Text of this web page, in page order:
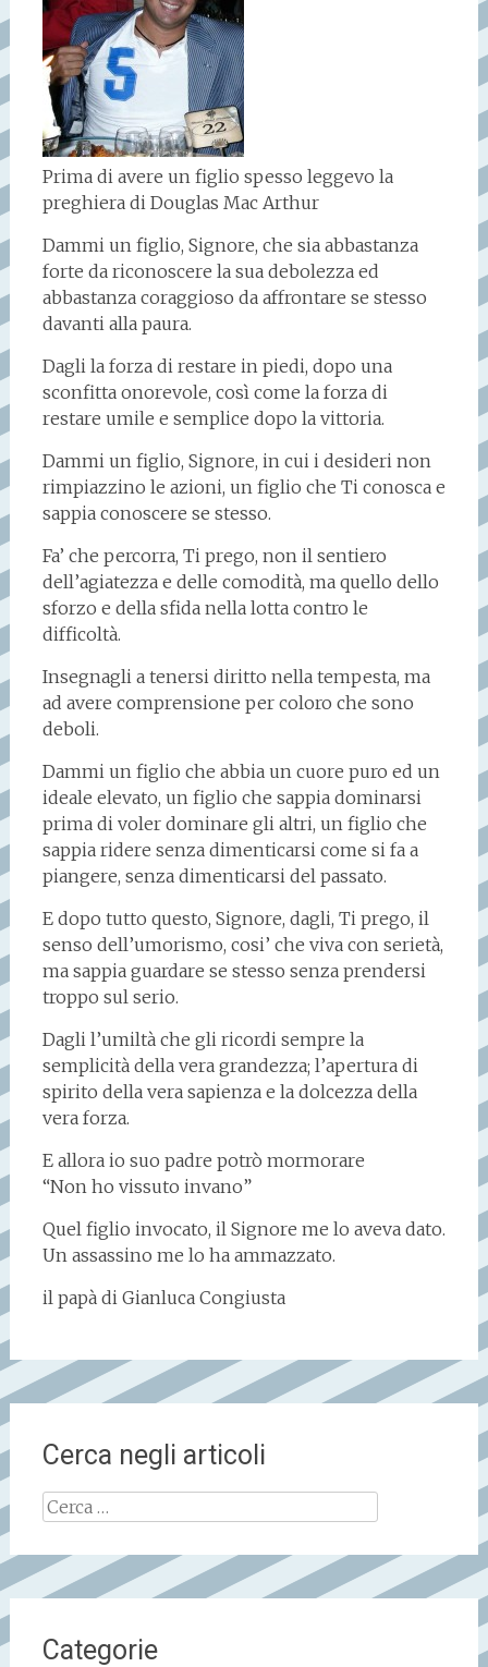
Prima di avere un figlio spesso leggevo la
preghiera di Douglas Mac Arthur
Dammi un figlio, Signore, che sia abbastanza
forte da riconoscere la sua debolezza ed
abbastanza coraggioso da affrontare se stesso
davanti alla paura.
Dagli la forza di restare in piedi, dopo una
sconfitta onorevole, così come la forza di
restare umile e semplice dopo la vittoria.
Dammi un figlio, Signore, in cui i desideri non
rimpiazzino le azioni, un figlio che Ti conosca e
sappia conoscere se stesso.
Fa’ che percorra, Ti prego, non il sentiero
dell’agiatezza e delle comodità, ma quello dello
sforzo e della sfida nella lotta contro le
difficoltà.
Insegnagli a tenersi diritto nella tempesta, ma
ad avere comprensione per coloro che sono
deboli.
Dammi un figlio che abbia un cuore puro ed un
ideale elevato, un figlio che sappia dominarsi
prima di voler dominare gli altri, un figlio che
sappia ridere senza dimenticarsi come si fa a
piangere, senza dimenticarsi del passato.
E dopo tutto questo, Signore, dagli, Ti prego, il
senso dell’umorismo, cosi’ che viva con serietà,
ma sappia guardare se stesso senza prendersi
troppo sul serio.
Dagli l’umiltà che gli ricordi sempre la
semplicità della vera grandezza; l’apertura di
spirito della vera sapienza e la dolcezza della
vera forza.
E allora io suo padre potrò mormorare
“Non ho vissuto invano”
Quel figlio invocato, il Signore me lo aveva dato.
Un assassino me lo ha ammazzato.
il papà di Gianluca Congiusta
Cerca negli articoli
Ricerca
per:
Categorie